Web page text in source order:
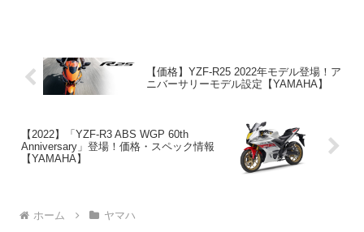
【価格】YZF-R25 2022年モデル登場！ア
ニバーサリーモデル設定【YAMAHA】
【2022】「YZF-R3 ABS WGP 60th
Anniversary」登場！価格・スペック情報
【YAMAHA】
ホーム ヤマハ